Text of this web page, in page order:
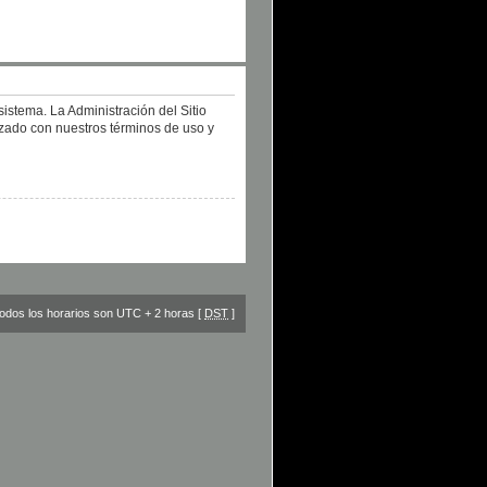
La Administración del Sitio
con nuestros términos de uso y
los horarios son UTC + 2 horas [ DST ]